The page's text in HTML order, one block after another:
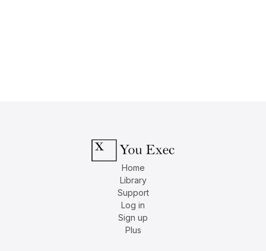
Home
Library
Support
Log in
Sign up
Plus